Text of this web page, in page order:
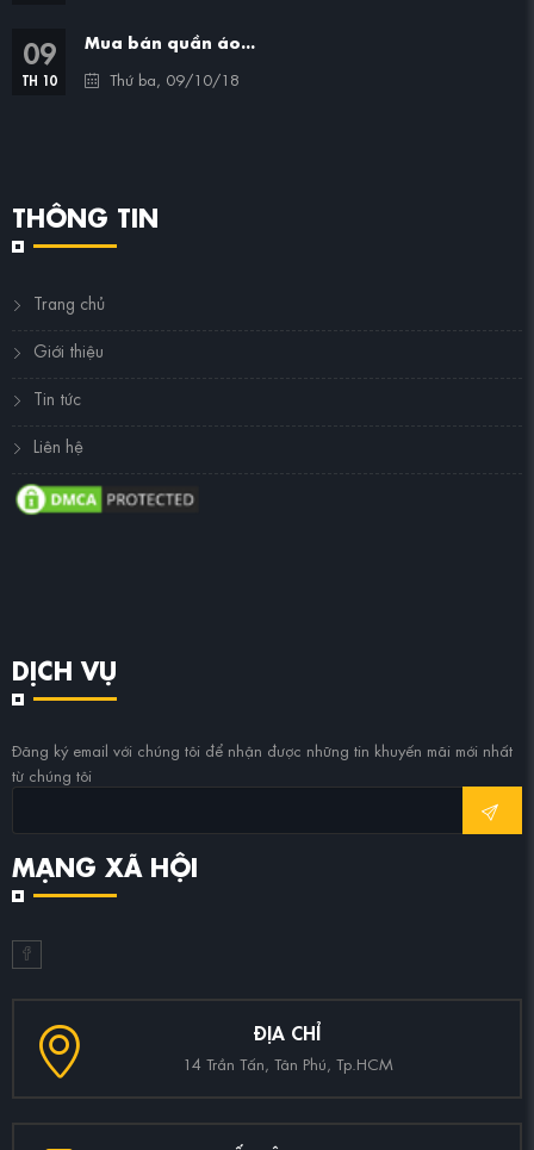
09
TH 10
Mua bán quần áo...
Thứ ba, 09/10/18
THÔNG TIN
Trang chủ
Giới thiệu
Tin tức
Liên hệ
DỊCH VỤ
Đăng ký email với chúng tôi để nhận được những tin khuyến mãi mới nhất
từ chúng tôi
MẠNG XÃ HỘI
ĐỊA CHỈ
14 Trần Tấn, Tân Phú, Tp.HCM